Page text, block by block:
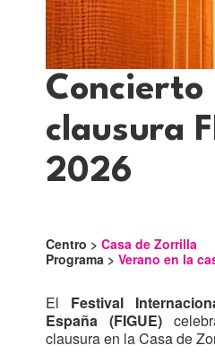
Concierto
clausura
2026
Centro >Casa de Zorrilla
Programa >Verano en la
El Festival
España (FIGUE)
clausura en la Casa de